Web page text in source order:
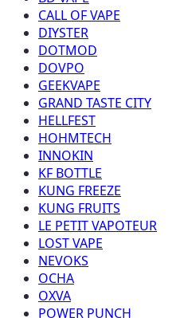
CALL OF VAPE
DIYSTER
DOTMOD
DOVPO
GEEKVAPE
GRAND TASTE CITY
HELLFEST
HOHMTECH
INNOKIN
KF BOTTLE
KUNG FREEZE
KUNG FRUITS
LE PETIT VAPOTEUR
LOST VAPE
NEVOKS
OCHA
OXVA
POWER PUNCH